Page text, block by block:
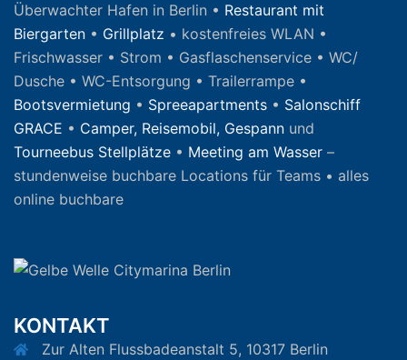
Überwachter Hafen in Berlin • Restaurant mit
Biergarten • Grillplatz • kostenfreies WLAN •
Frischwasser • Strom • Gasflaschenservice • WC/
Dusche • WC-Entsorgung • Trailerrampe •
Bootsvermietung • Spreeapartments • Salonschiff
GRACE • Camper, Reisemobil, Gespann und
Tourneebus Stellplätze • Meeting am Wasser –
stundenweise buchbare Locations für Teams • alles
online buchbare
KONTAKT
Zur Alten Flussbadeanstalt 5, 10317 Berlin